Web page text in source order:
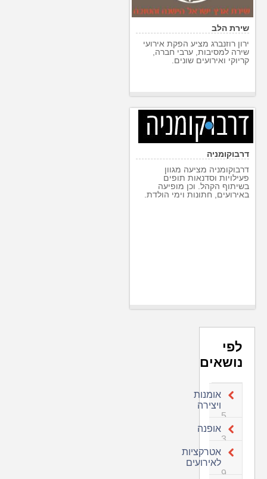
שירת הלב
ירון רוזנברג מציע הפקת אירועי
שירה למסיבות, ערבי חברה,
קריוקי ואירועים שונים.
דרבוקומניה
דרבוקומניה מציעה מגוון
פעילויות וסדנאות תופים
בשיתוף הקהל. וכן מופיעה
באירועים, חתונות וימי הולדת.
לפי
נושאים
אומנות
ויצירה
5
אופנה
3
אטרקציות
לאירועים
9